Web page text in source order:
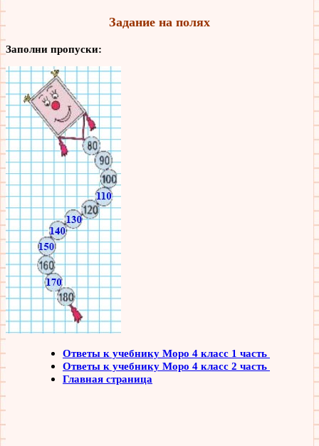
Задание на полях
Заполни пропуски:
Ответы к учебнику Моро 4 класс 1 часть
Ответы к учебнику Моро 4 класс 2 часть
Главная страница